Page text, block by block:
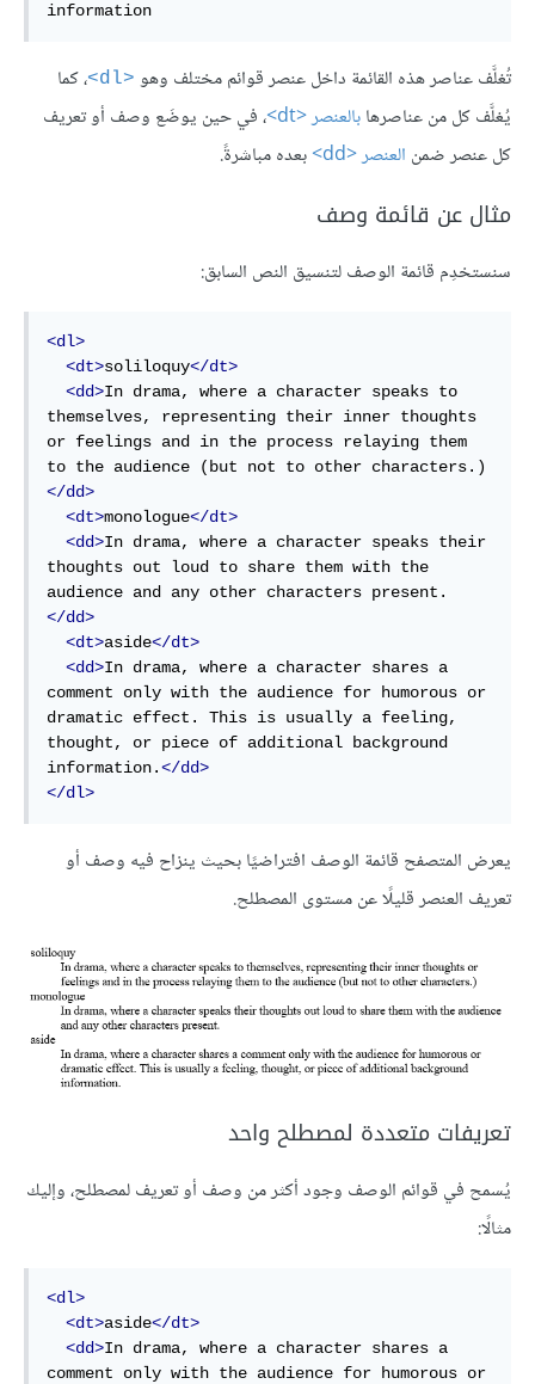
information
تُغلَّف عناصر هذه القائمة داخل عنصر قوائم مختلف وهو <dl>
، كما
يُغلَّف كل من عناصرهابالعنصر <dt>
، في حين يوضَع وصف أو تعريف
كل عنصر ضمن العنصر <dd> بعده مباشرةً.
مثال عن قائمة وصف
سنستخدِم قائمة الوصف لتنسيق النص السابق:
<dl>
<dt>soliloquy</dt>
<dd>In drama, where a character speaks to
themselves, representing their inner thoughts
or feelings and in the process relaying them
to the audience (but not to other characters.)
</dd>
<dt>monologue</dt>
<dd>In drama, where a character speaks their
thoughts out loud to share them with the
audience and any other characters present.
</dd>
<dt>aside</dt>
<dd>In drama, where a character shares a
comment only with the audience for humorous or
dramatic effect. This is usually a feeling,
thought, or piece of additional background
information.</dd>
</dl>
يعرض المتصفح قائمة الوصف افتراضيًا بحيث ينزاح فيه وصف أو
تعريف العنصر قليلًا عن مستوى المصطلح.
تعريفات متعددة لمصطلح واحد
يُسمح في قوائم الوصف وجود أكثر من وصف أو تعريف لمصطلح، وإليك
مثالًا:
<dl>
<dt>aside</dt>
<dd>In drama, where a character shares a
comment only with the audience for humorous or